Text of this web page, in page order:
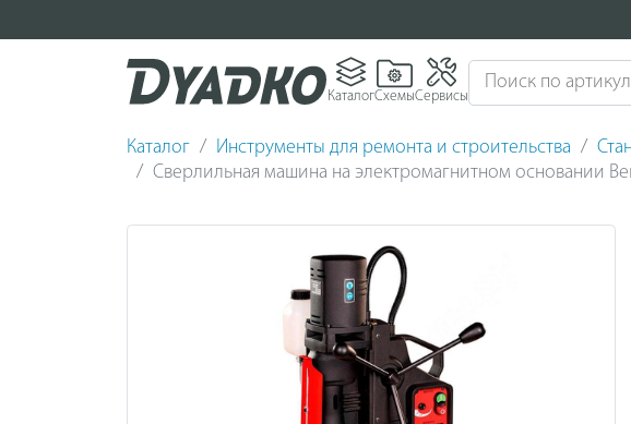
КаталогСхемыСервисы
Каталог Инструменты для ремонта и строительства
Сверлильная машина на электромагнитном основании